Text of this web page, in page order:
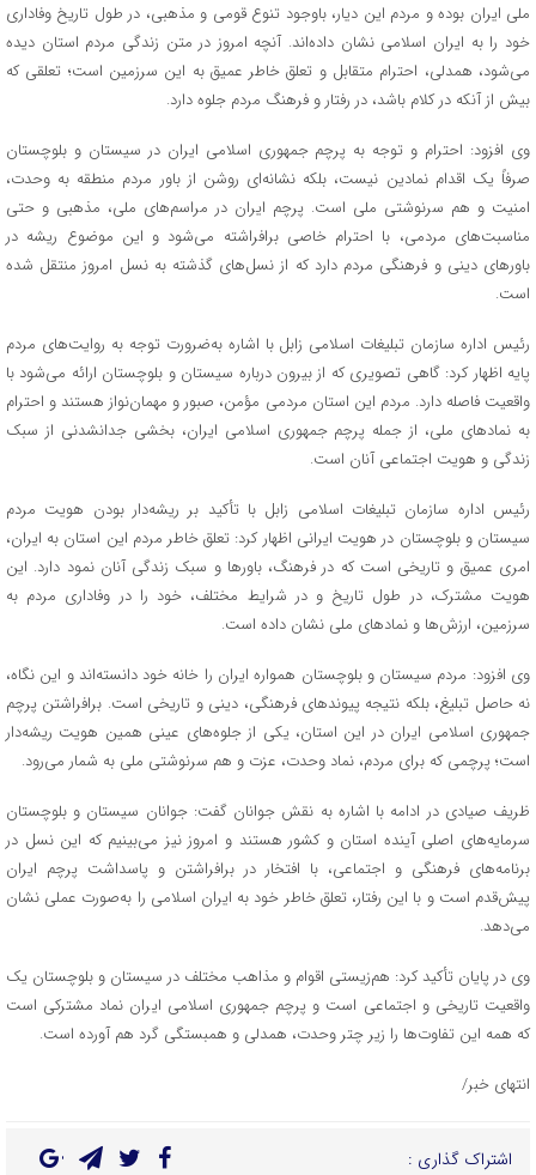
ملی ایران بوده و مردم این دیار، باوجود تنوع قومی و مذهبی، در طول تاریخ وفاداری
خود را به ایران اسلامی نشان داده‌اند. آنچه امروز در متن زندگی مردم استان دیده
می‌شود، همدلی، احترام متقابل و تعلق خاطر عمیق به این سرزمین است؛ تعلقی که
بیش از آنکه در کلام باشد، در رفتار و فرهنگ مردم جلوه دارد.
وی افزود: احترام و توجه به پرچم جمهوری اسلامی ایران در سیستان و بلوچستان
صرفاً یک اقدام نمادین نیست، بلکه نشانه‌ای روشن از باور مردم منطقه به وحدت،
امنیت و هم سرنوشتی ملی است. پرچم ایران در مراسم‌های ملی، مذهبی و حتی
مناسبت‌های مردمی، با احترام خاصی برافراشته می‌شود و این موضوع ریشه در
باورهای دینی و فرهنگی مردم دارد که از نسل‌های گذشته به نسل امروز منتقل شده
است.
رئیس اداره سازمان تبلیغات اسلامی زابل با اشاره به‌ضرورت توجه به روایت‌های مردم
پایه اظهار کرد: گاهی تصویری که از بیرون درباره سیستان و بلوچستان ارائه می‌شود با
واقعیت فاصله دارد. مردم این استان مردمی مؤمن، صبور و مهمان‌نواز هستند و احترام
به نمادهای ملی، از جمله پرچم جمهوری اسلامی ایران، بخشی جدانشدنی از سبک
زندگی و هویت اجتماعی آنان است.
رئیس اداره سازمان تبلیغات اسلامی زابل با تأکید بر ریشه‌دار بودن هویت مردم
سیستان و بلوچستان در هویت ایرانی اظهار کرد: تعلق خاطر مردم این استان به ایران،
امری عمیق و تاریخی است که در فرهنگ، باورها و سبک زندگی آنان نمود دارد. این
هویت مشترک، در طول تاریخ و در شرایط مختلف، خود را در وفاداری مردم به
سرزمین، ارزش‌ها و نمادهای ملی نشان داده است.
وی افزود: مردم سیستان و بلوچستان همواره ایران را خانه خود دانسته‌اند و این نگاه،
نه حاصل تبلیغ، بلکه نتیجه پیوندهای فرهنگی، دینی و تاریخی است. برافراشتن پرچم
جمهوری اسلامی ایران در این استان، یکی از جلوه‌های عینی همین هویت ریشه‌دار
است؛ پرچمی که برای مردم، نماد وحدت، عزت و هم سرنوشتی ملی به شمار می‌رود.
ظریف صیادی در ادامه با اشاره به نقش جوانان گفت: جوانان سیستان و بلوچستان
سرمایه‌های اصلی آینده استان و کشور هستند و امروز نیز می‌بینیم که این نسل در
برنامه‌های فرهنگی و اجتماعی، با افتخار در برافراشتن و پاسداشت پرچم ایران
پیش‌قدم است و با این رفتار، تعلق خاطر خود به ایران اسلامی را به‌صورت عملی نشان
می‌دهد.
وی در پایان تأکید کرد: هم‌زیستی اقوام و مذاهب مختلف در سیستان و بلوچستان یک
واقعیت تاریخی و اجتماعی است و پرچم جمهوری اسلامی ایران نماد مشترکی است
که همه این تفاوت‌ها را زیر چتر وحدت، همدلی و همبستگی گرد هم آورده است.
انتهای خبر/
اشتراک گذاری :